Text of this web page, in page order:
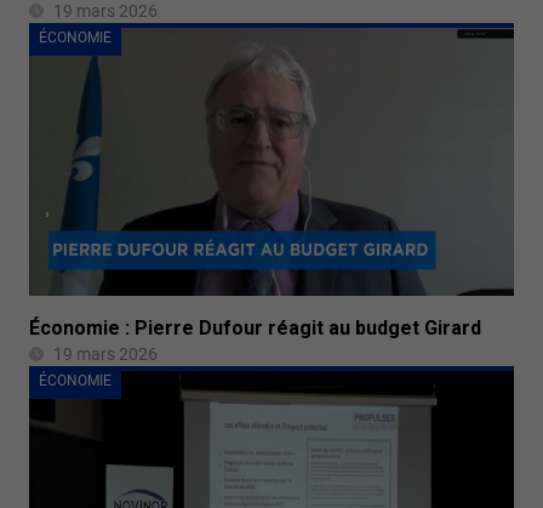
19 mars 2026
ÉCONOMIE
Économie : Pierre Dufour réagit au budget Girard
19 mars 2026
ÉCONOMIE